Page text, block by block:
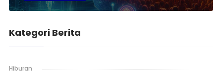
Kategori Berita
Hiburan